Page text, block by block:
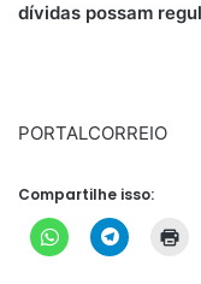
dívidas possam
PORTALCORREIO
Compartilhe isso: